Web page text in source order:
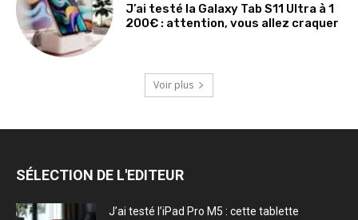
J’ai testé la Galaxy Tab S11 Ultra à 1
200€ : attention, vous allez craquer
Voir plus
SÉLECTION DE L'EDITEUR
J’ai testé l’iPad Pro M5 : cette tablette